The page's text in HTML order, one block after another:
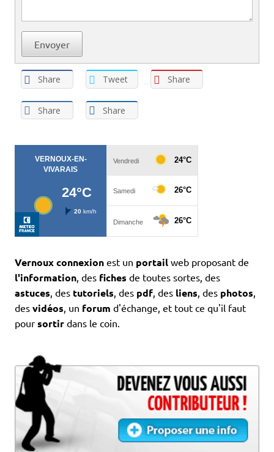
Share Tweet Share
Share Share
Vernoux connexion est un portail web proposant de
l'information, des fiches de toutes sortes, des
astuces, des tutoriels, des pdf, des liens, des photos,
des vidéos, un forum d'échange, et tout ce qu'il faut
pour sortir dans le coin.